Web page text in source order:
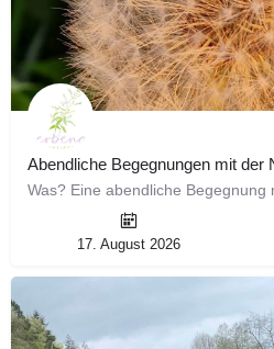
Abendliche Begegnungen mit der
17. August 2026